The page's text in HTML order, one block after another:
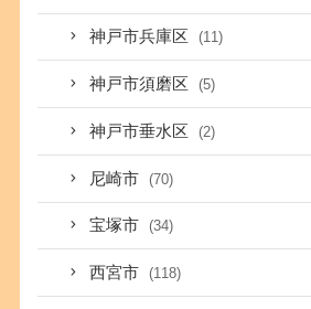
神戸市兵庫区 (11)
神戸市須磨区 (5)
神戸市垂水区 (2)
尼崎市 (70)
宝塚市 (34)
西宮市 (118)